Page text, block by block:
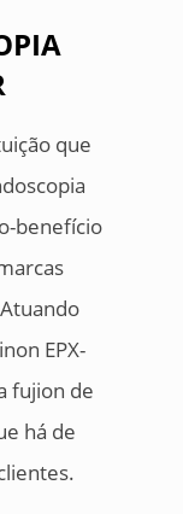
que
benefício
EPX-
fujion de
há de